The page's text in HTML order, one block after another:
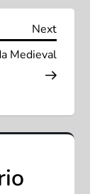
Next
Next
Medieval